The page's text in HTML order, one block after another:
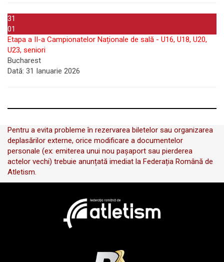
31
01
Etapa a II-a Campionatelor Naționale de sală - U16, U18, U20,
U23, seniori
Bucharest
Dată: 31 Ianuarie 2026
Pentru a evita probleme în rezervarea biletelor sau organizarea
deplasărilor externe, orice modificare a documentelor
personale (ex: emiterea unui nou pașaport sau pierderea
actelor vechi) trebuie anunțată imediat la Federația Română de
Atletism.